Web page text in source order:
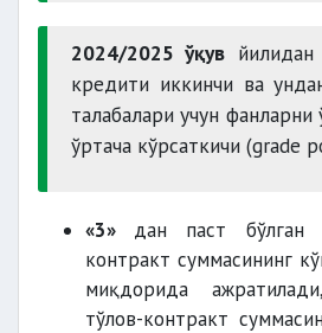
2024/2025 ўқув
кредити иккинчи ва
талабалари учун
ўртача кўрсаткичи (grade
«3» дан паст бўлган
контракт суммасининг
миқдорида
тўлов-контракт